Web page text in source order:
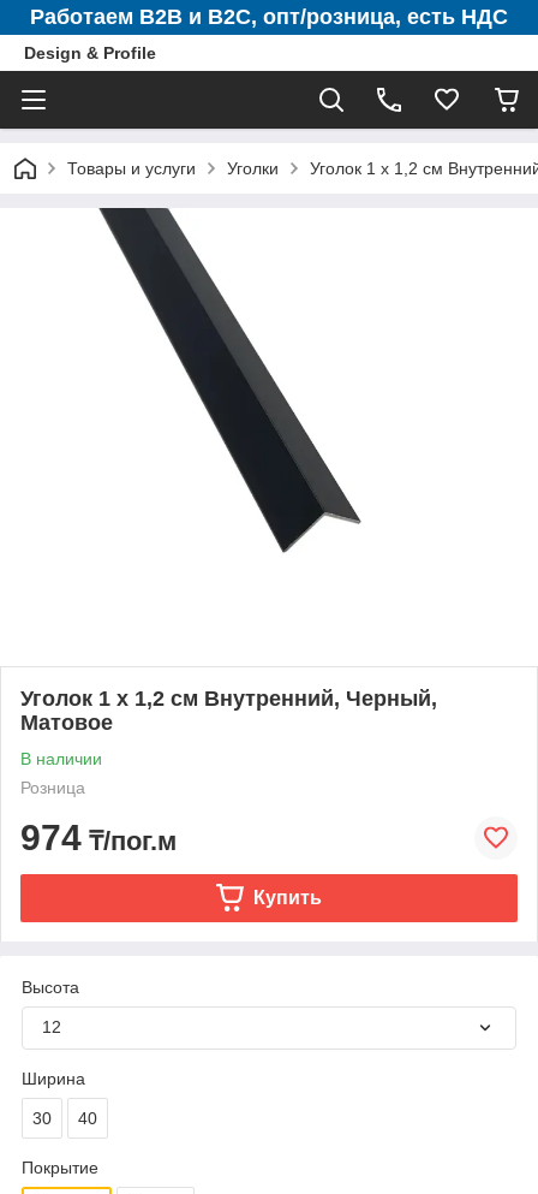
Работаем B2B и B2C, опт/розница, есть НДС
Design & Profile
Товары и услуги Уголки Уголок 1 х 1,2 см
Уголок 1 х 1,2 см Внутренний, Черный,
Матовое
В наличии
Розница
974 ₸/пог.м
Купить
Высота
12
Ширина
30 40
Покрытие